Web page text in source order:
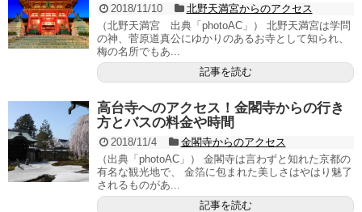
2018/11/10
北野天満宮からのアクセス
（北野天満宮 出典「photoAC」） 北野天満宮は学問
の神、菅原道真公にゆかりのあるお寺として知られ、
梅の名所でもあ...
記事を読む
高台寺へのアクセス！金閣寺からの行き
方とバスの料金や時間
2018/11/4
金閣寺からのアクセス
（出典「photoAC」） 金閣寺は言わずと知れた京都の
有名な観光地で、 金箔に包まれた美しさはやはり魅了
されるものがあ...
記事を読む